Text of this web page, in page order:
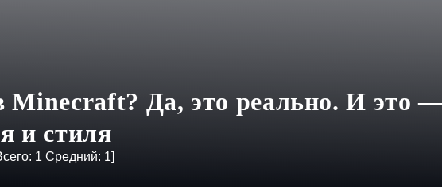
Minecraft? Да, это реально. И это
и стиля
1 Средний: 1]